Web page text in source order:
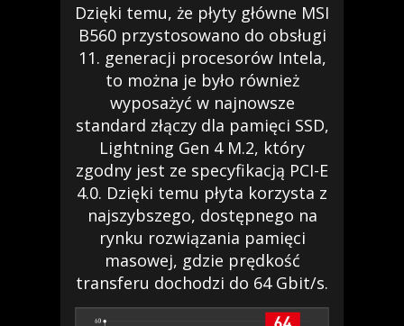
Dzięki temu, że płyty główne MSI
B560 przystosowano do obsługi
11. generacji procesorów Intela,
to można je było również
wyposażyć w najnowsze
standard złączy dla pamięci SSD,
Lightning Gen 4 M.2, który
zgodny jest ze specyfikacją PCI-E
4.0. Dzięki temu płyta korzysta z
najszybszego, dostępnego na
rynku rozwiązania pamięci
masowej, gdzie prędkość
transferu dochodzi do 64 Gbit/s.